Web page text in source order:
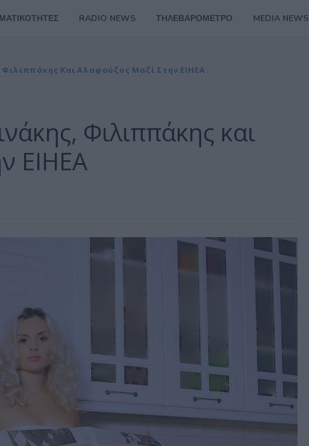
RADIO NEWS ΤΗΛΕΒΑΡΟΜΕΤΡΟ MEDIA NEWS
Και Αλαφούζος Μαζί Στην ΕΙΗΕΑ
Φιλιππάκης και
ΕΙΗΕΑ